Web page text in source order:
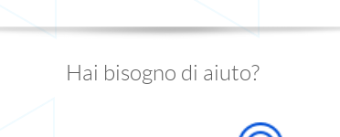
Hai bisogno di aiuto?